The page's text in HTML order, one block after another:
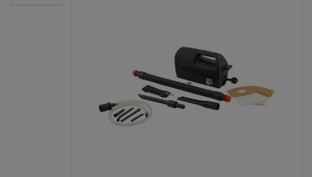
VOIR L'ATTESTATION 10/10
Basé sur 1 avis
Ouchene R.